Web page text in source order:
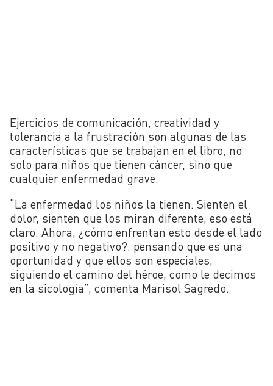
Ejercicios de comunicación, creatividad y
tolerancia a la frustración son algunas de las
características que se trabajan en el libro, no
solo para niños que tienen cáncer, sino que
cualquier enfermedad grave.
“La enfermedad los niños la tienen. Sienten el
dolor, sienten que los miran diferente, eso está
claro. Ahora, ¿cómo enfrentan esto desde el lado
positivo y no negativo?: pensando que es una
oportunidad y que ellos son especiales,
siguiendo el camino del héroe, como le decimos
en la sicología”, comenta Marisol Sagredo.